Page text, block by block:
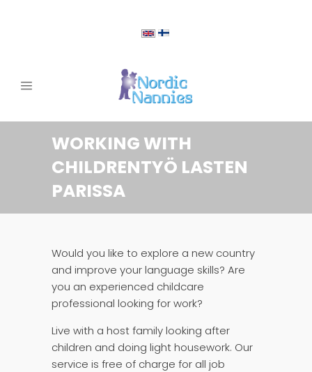
WORKING WITH
CHILDRENTYÖ LASTEN
PARISSA
Would you like to explore a new country
and improve your language skills? Are
you an experienced childcare
professional looking for work?
Live with a host family looking after
children and doing light housework. Our
service is free of charge for all job